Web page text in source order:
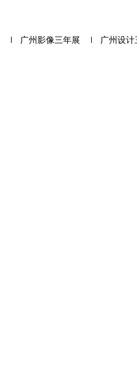
广州影像三年展 广州设计